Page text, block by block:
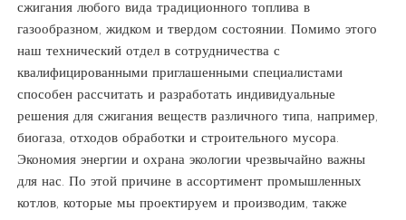
сжигания любого вида традиционного топлива в
газообразном, жидком и твердом состоянии. Помимо этого
наш технический отдел в сотрудничества с
квалифицированными приглашенными специалистами
способен рассчитать и разработать индивидуальные
решения для сжигания веществ различного типа, например,
биогаза, отходов обработки и строительного мусора.
Экономия энергии и охрана экологии чрезвычайно важны
для нас. По этой причине в ассортимент промышленных
котлов, которые мы проектируем и производим, также